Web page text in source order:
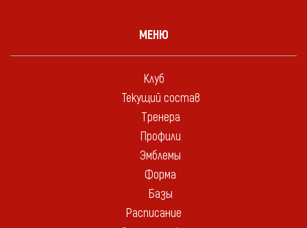
МЕНЮ
Клуб
Текущий состав
Тренера
Профили
Эмблемы
Форма
Базы
Расписание